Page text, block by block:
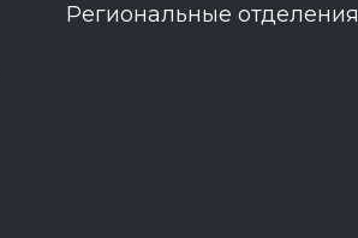
Региональные отделения